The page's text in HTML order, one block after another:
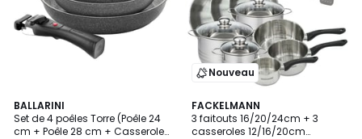
BALLARINI
Set de 4 poêles Torre (Poêle 24
cm + Poêle 28 cm + Casserole
Nouveau
FACKELMANN
3 faitouts 16/20/24cm + 3
casseroles 12/16/20cm